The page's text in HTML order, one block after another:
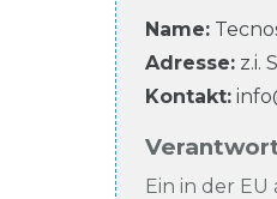
Name:
Adresse: z.i.
Kontakt:
Ein in der